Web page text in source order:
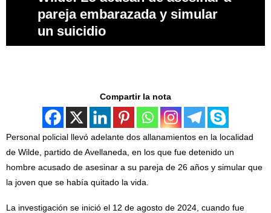
pareja embarazada y simular
un suicidio
Compartir la nota
Personal policial llevó adelante dos allanamientos en la localidad
de Wilde, partido de Avellaneda, en los que fue detenido un
hombre acusado de asesinar a su pareja de 26 años y simular que
la joven que se había quitado la vida.
La investigación se inició el 12 de agosto de 2024, cuando fue